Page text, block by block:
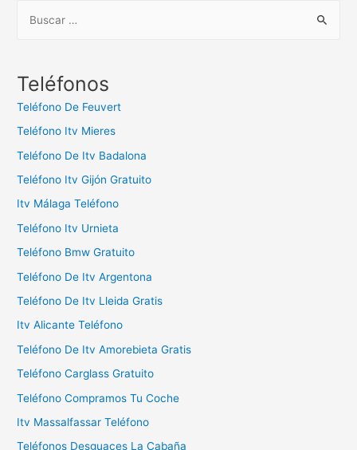
c
:
Teléfonos
Teléfono De Feuvert
Teléfono Itv Mieres
Teléfono De Itv Badalona
Teléfono Itv Gijón Gratuito
Itv Málaga Teléfono
Teléfono Itv Urnieta
Teléfono Bmw Gratuito
Teléfono De Itv Argentona
Teléfono De Itv Lleida Gratis
Itv Alicante Teléfono
Teléfono De Itv Amorebieta Gratis
Teléfono Carglass Gratuito
Teléfono Compramos Tu Coche
Itv Massalfassar Teléfono
Teléfonos Desguaces La Cabaña